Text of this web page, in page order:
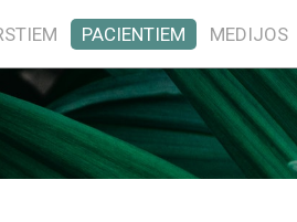
PACIENTIEM MEDIJOS